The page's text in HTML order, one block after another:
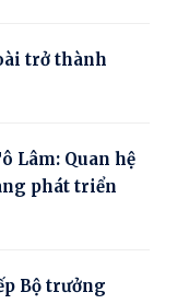
trở thành
Lâm: Quan hệ
phát triển
Bộ trưởng